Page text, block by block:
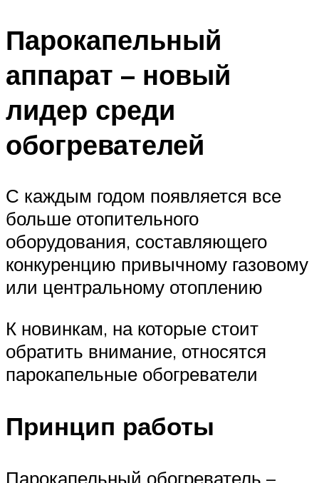
Парокапельный
аппарат – новый
лидер среди
обогревателей
С каждым годом появляется все
больше отопительного
оборудования, составляющего
конкуренцию привычному газовому
или центральному отоплению
К новинкам, на которые стоит
обратить внимание, относятся
парокапельные обогреватели
Принцип работы
Парокапельный обогреватель –